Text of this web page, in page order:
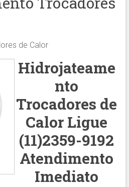
de Calor
Hidrojateame
nto
Trocadores de
Calor Ligue
(11)2359-9192
Atendimento
Imediato